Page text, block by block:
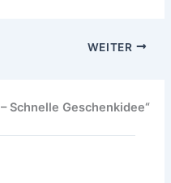
WEITER
Schnelle Geschenkidee“